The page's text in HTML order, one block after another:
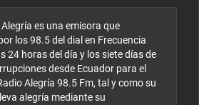
es una emisora que
los 98.5 del dial en Frecuencia
24 horas del día y los siete días de
desde Ecuador para el
Alegría 98.5 Fm, tal y como su
alegría mediante su